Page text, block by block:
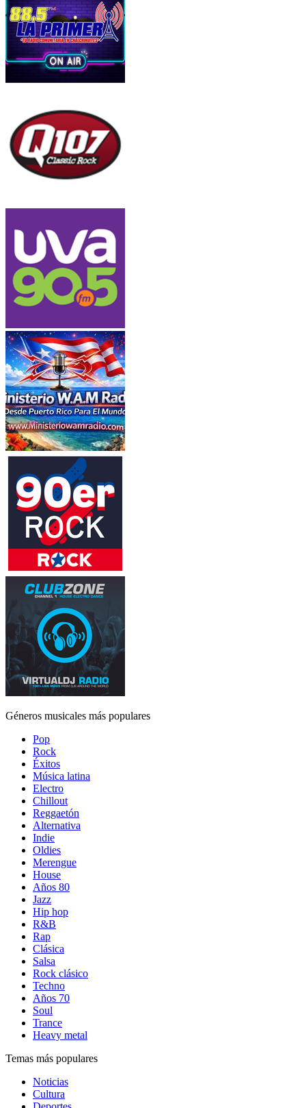
Géneros musicales más populares
Pop
Rock
Éxitos
Música latina
Electro
Chillout
Reggaetón
Alternativa
Indie
Oldies
Merengue
House
Años 80
Jazz
Hip hop
R&B
Rap
Clásica
Salsa
Rock clásico
Techno
Años 70
Soul
Trance
Heavy metal
Temas más populares
Noticias
Cultura